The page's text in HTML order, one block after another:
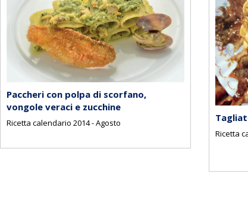
Paccheri con polpa di scorfano,
vongole veraci e zucchine
Ricetta calendario 2014 - Agosto
Ricetta